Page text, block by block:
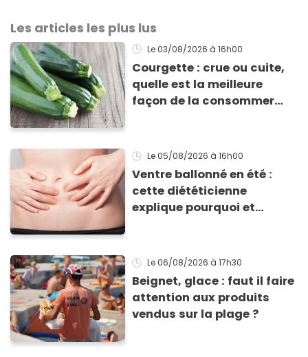
Les articles les plus lus
Le 03/08/2026 à 16h00
Courgette : crue ou cuite,
quelle est la meilleure
façon de la consommer
Le 05/08/2026 à 16h00
Ventre ballonné en été :
cette diététicienne
explique pourquoi et
Le 06/08/2026 à 17h30
Beignet, glace : faut il faire
attention aux produits
vendus sur la plage ?